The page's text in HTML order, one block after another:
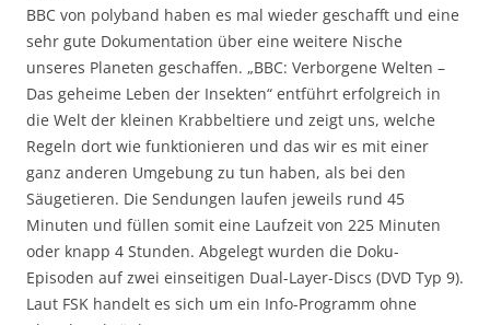
BBC von polyband haben es mal wieder geschafft und eine
sehr gute Dokumentation über eine weitere Nische
unseres Planeten geschaffen. „BBC: Verborgene Welten –
Das geheime Leben der Insekten“ entführt erfolgreich in
die Welt der kleinen Krabbeltiere und zeigt uns, welche
Regeln dort wie funktionieren und das wir es mit einer
ganz anderen Umgebung zu tun haben, als bei den
Säugetieren. Die Sendungen laufen jeweils rund 45
Minuten und füllen somit eine Laufzeit von 225 Minuten
oder knapp 4 Stunden. Abgelegt wurden die Doku-
Episoden auf zwei einseitigen Dual-Layer-Discs (DVD Typ 9).
Laut FSK handelt es sich um ein Info-Programm ohne